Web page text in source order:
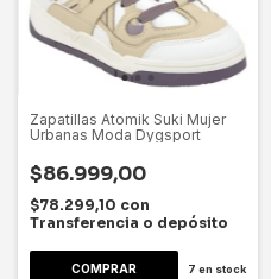
Zapatillas Atomik Suki Mujer
Urbanas Moda Dygsport
$86.999,00
$78.299,10 con
Transferencia o depósito
COMPRAR 7 en stock